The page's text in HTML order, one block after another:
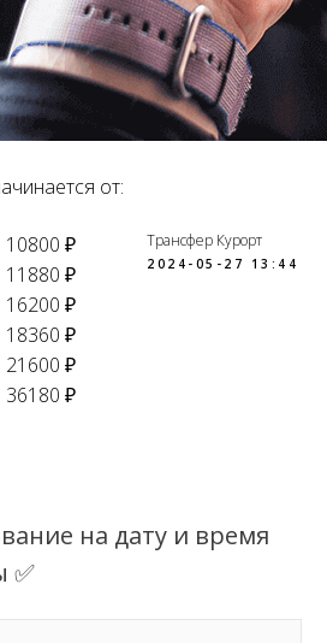
от:
10800 ₽
11880 ₽
16200 ₽
18360 ₽
21600 ₽
36180 ₽
Трансфер Курорт
2024-05-27 13:44
на дату и время
✅